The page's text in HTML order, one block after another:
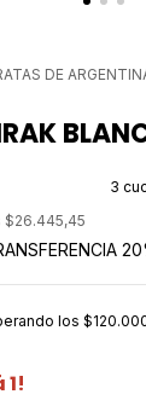
DE
3
$26.445,45
los
1!